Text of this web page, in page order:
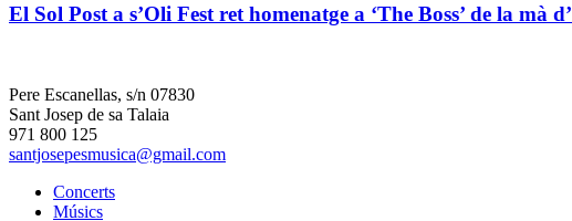
El Sol Post a s’Oli Fest ret homenatge a ‘The Boss’ de la mà
Pere Escanellas, s/n 07830
Sant Josep de sa Talaia
971 800 125
santjosepesmusica@gmail.com
Concerts
Músics